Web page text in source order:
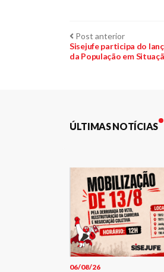
de
Post anteriorPost
anterior:
Sisejufe participa do
da População em
ÚLTIMAS NOTÍCIAS
06/08/26